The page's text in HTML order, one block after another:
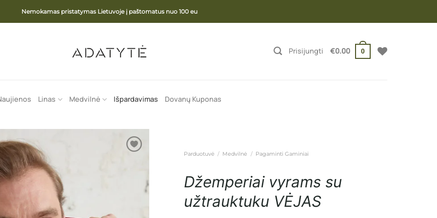
Nemokamas pristatymas Lietuvoje į paštomatus nuo 100 eu
Prisijungti €0.00 0
Linas Medvilnė Išpardavimas Dovanų Kuponas
Parduotuvė / Medvilnė / Pagaminti Gaminiai
Džemperiai vyrams su
užtrauktuku VĖJAS